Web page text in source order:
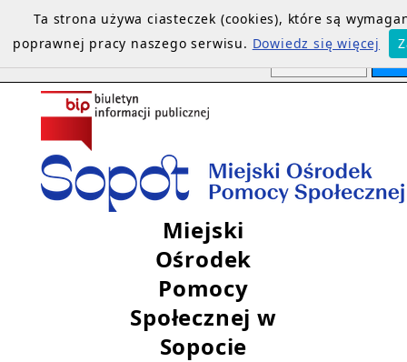
Miejski
Ośrodek
Pomocy
Społecznej w
Sopocie
Ta strona używa ciasteczek (cookies), które są
poprawnej pracy naszego serwisu. Dowiedz się więcej